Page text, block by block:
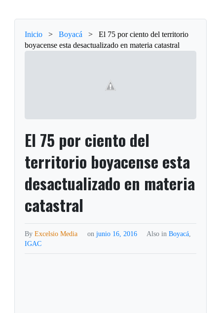
Inicio > Boyacá >
El 75 por ciento del territorio
boyacense esta desactualizado en materia catastral
El 75 por ciento del
territorio boyacense esta
desactualizado en materia
catastral
ByExcelsio Media on junio 16, 2016 Also in Boyacá,
IGAC